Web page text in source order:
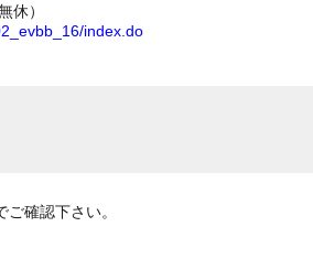
休）
index.do
確認下さい。